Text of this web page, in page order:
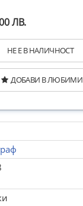
ЛВ.
НЕ Е В НАЛИЧНОСТ
ДОБАВИ В ЛЮБИМИ